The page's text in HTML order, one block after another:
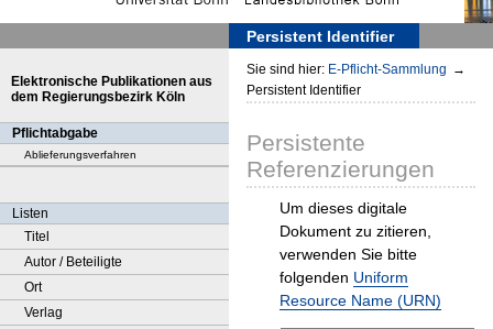
Persistent Identifier
Elektronische Publikationen aus
dem Regierungsbezirk Köln
Pflichtabgabe
Ablieferungsverfahren
Listen
Titel
Autor / Beteiligte
Ort
Verlag
Sie sind hier: E-Pflicht-Sammlung →
Persistent Identifier
Persistente
Referenzierungen
Um dieses digitale
Dokument zu zitieren,
verwenden Sie bitte
folgenden Uniform
Resource Name (URN)